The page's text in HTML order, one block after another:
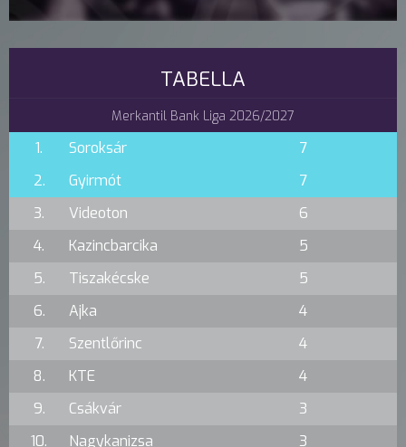
TABELLA
Merkantil Bank Liga 2026/2027
1. Soroksár
7
2.
Gyirmót
7
3.
Videoton
6
4.
Kazincbarcika
5
5.
Tiszakécske
5
6.
Ajka
4
7.
Szentlőrinc
4
8.
KTE
4
9.
Csákvár
3
10.
Nagykanizsa 3